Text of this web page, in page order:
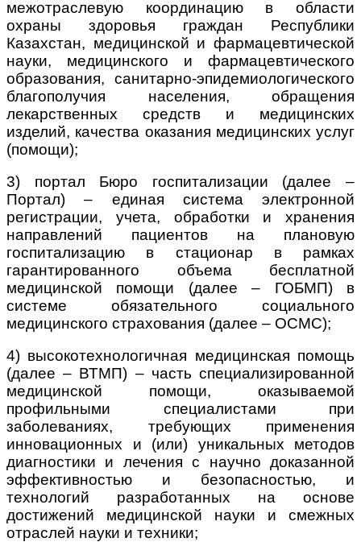
межотраслевую координацию в области
охраны здоровья граждан Республики
Казахстан, медицинской и фармацевтической
науки, медицинского и фармацевтического
образования, санитарно-эпидемиологического
благополучия населения, обращения
лекарственных средств и медицинских
изделий, качества оказания медицинских услуг
(помощи);
3) портал Бюро госпитализации (далее –
Портал) – единая система электронной
регистрации, учета, обработки и хранения
направлений пациентов на плановую
госпитализацию в стационар в рамках
гарантированного объема бесплатной
медицинской помощи (далее – ГОБМП) в
системе обязательного социального
медицинского страхования (далее – ОСМС);
4) высокотехнологичная медицинская помощь
(далее – ВТМП) – часть специализированной
медицинской помощи, оказываемой
профильными специалистами при
заболеваниях, требующих применения
инновационных и (или) уникальных методов
диагностики и лечения с научно доказанной
эффективностью и безопасностью, и
технологий разработанных на основе
достижений медицинской науки и смежных
отраслей науки и техники;